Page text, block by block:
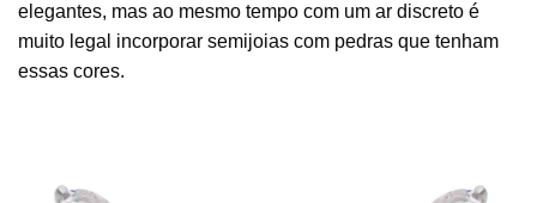
elegantes, mas ao mesmo tempo com um ar discreto é
muito legal incorporar semijoias com pedras que tenham
essas cores.